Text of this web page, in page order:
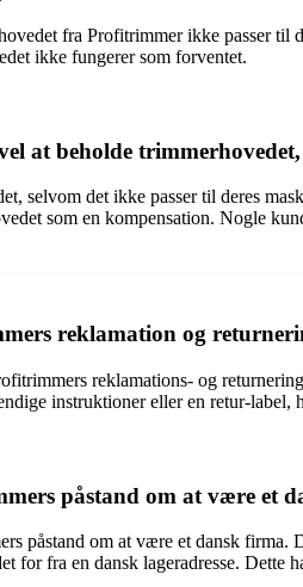
fra Profitrimmer ikke passer
ikke fungerer som forventet.
at beholde trimmerhovedet,
selvom det ikke passer til deres
som en kompensation. Nogle
reklamation og
reklamations- og
instruktioner eller en retur-
påstand om at være et
påstand om at være et dansk
for fra en dansk lageradresse.